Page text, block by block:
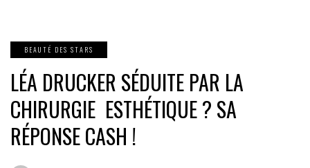
BEAUTÉ DES STARS
LÉA DRUCKER SÉDUITE PAR LA
CHIRURGIE ESTHÉTIQUE ? SA
RÉPONSE CASH !